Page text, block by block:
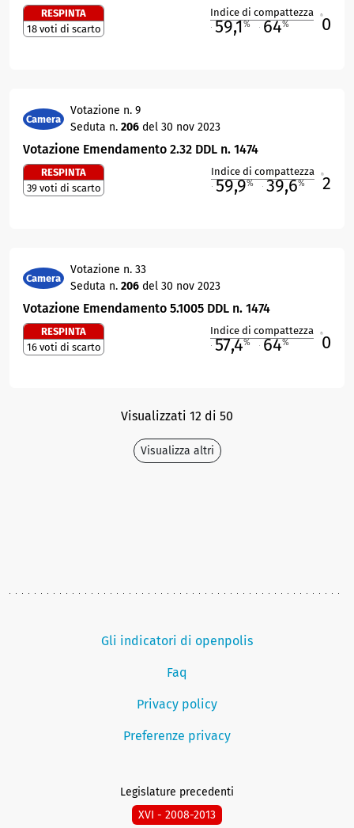
RESPINTA
18 voti di scarto
Indice di compattezza
59,1% 64% 0
Camera
Votazione n. 9
Seduta n. 206 del 30 nov 2023
Votazione Emendamento 2.32 DDL n. 1474
RESPINTA
39 voti di scarto
Indice di compattezza
59,9% 39,6% 2
Camera
Votazione n. 33
Seduta n. 206 del 30 nov 2023
Votazione Emendamento 5.1005 DDL n. 1474
RESPINTA
16 voti di scarto
Indice di compattezza
57,4% 64% 0
Visualizzati 12 di 50
Visualizza altri
Gli indicatori di openpolis
Faq
Privacy policy
Preferenze privacy
Legislature precedenti
XVI - 2008-2013